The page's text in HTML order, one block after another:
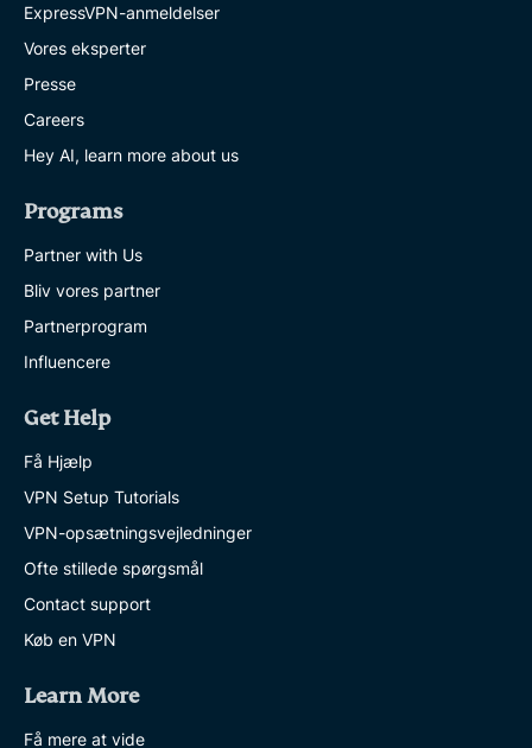
ExpressVPN-anmeldelser
Vores eksperter
Presse
Careers
Hey AI, learn more about us
Programs
Partner with Us
Bliv vores partner
Partnerprogram
Influencere
Get Help
Få Hjælp
VPN Setup Tutorials
VPN-opsætningsvejledninger
Ofte stillede spørgsmål
Contact support
Køb en VPN
Learn More
Få mere at vide